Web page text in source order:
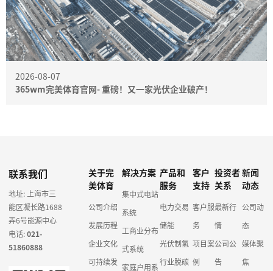
2026-08-07
365wm完美体育官网- 重磅！又一家光伏企业破产！
联系我们
地址: 上海市三
能区凝长路1688
弄6号能源中心
电话:021-
51860888
关于完
美体育
公司介绍
发展历程
企业文化
可持续发
解决方案
集中式电站
系统
工商业分布
式系统
家庭户用系
产品和
服务
电力交易
储能
光伏制氢
行业脱碳
客户
支持
客户服
务
项目案
例
投资者
关系
最新行
情
公司公
告
新闻
动态
公司动
态
媒体聚
焦